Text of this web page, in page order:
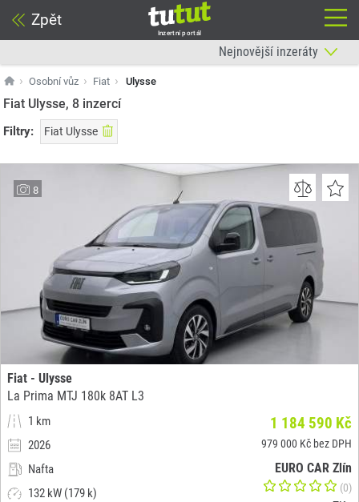
Zpět
Inzertní portál
Osobní vůz Fiat Ulysse
Fiat Ulysse, 8 inzercí
Filtry: Fiat Ulysse
8
Fiat - Ulysse
La Prima MTJ 180k 8AT L3
1 km
2026
Nafta
132 kW (179 k)
1 184 590 Kč
979 000 Kč bez DPH
EURO CAR Zlín
(0)